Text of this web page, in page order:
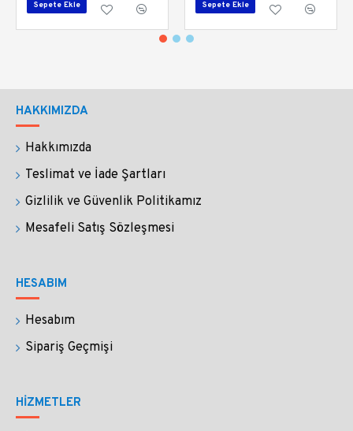
Sepete Ekle Sepete Ekle
HAKKIMIZDA
Hakkımızda
Teslimat ve İade Şartları
Gizlilik ve Güvenlik Politikamız
Mesafeli Satış Sözleşmesi
HESABIM
Hesabım
Sipariş Geçmişi
HİZMETLER